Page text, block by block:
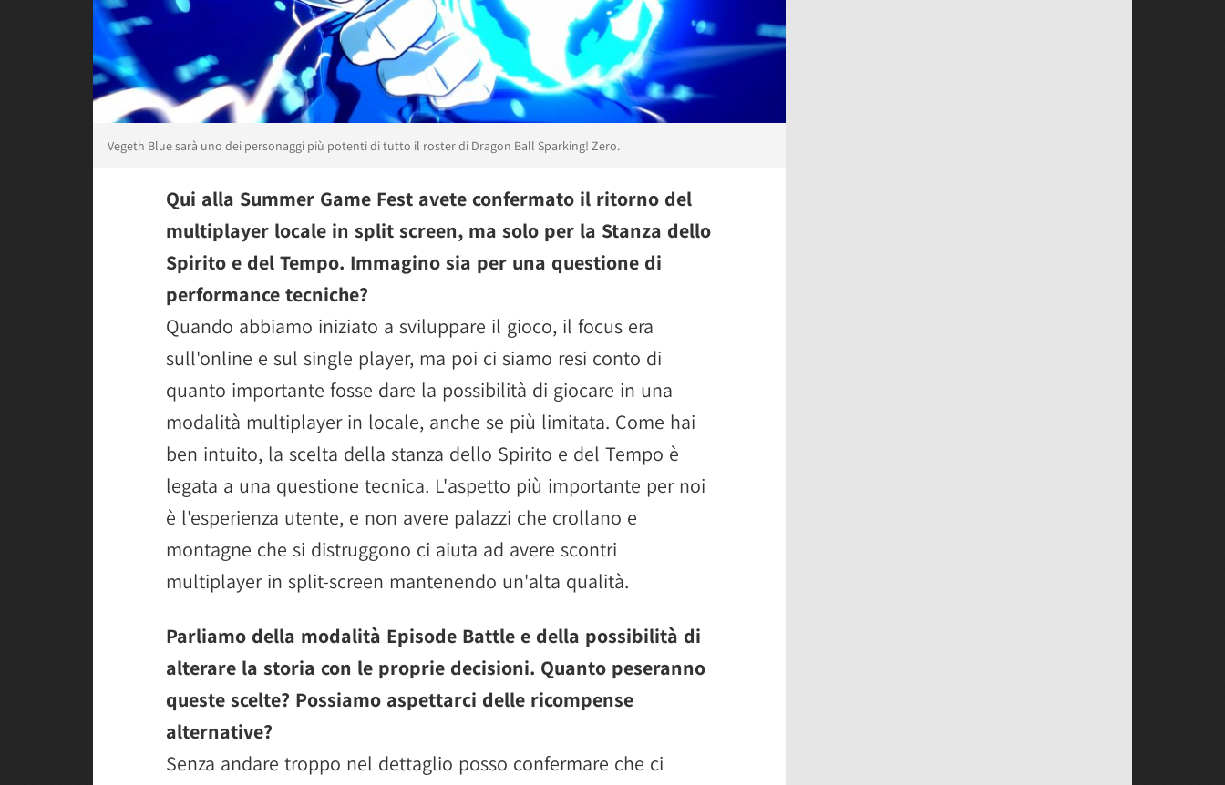
Vegeth Blue sarà uno dei personaggi più potenti di tutto il roster di Dragon Ball Sparking! Zero.
Qui alla Summer Game Fest avete confermato il ritorno del
multiplayer locale in split screen, ma solo per la Stanza dello
Spirito e del Tempo. Immagino sia per una questione di
performance tecniche?
Quando abbiamo iniziato a sviluppare il gioco, il focus era
sull'online e sul single player, ma poi ci siamo resi conto di
quanto importante fosse dare la possibilità di giocare in una
modalità multiplayer in locale, anche se più limitata. Come hai
ben intuito, la scelta della stanza dello Spirito e del Tempo è
legata a una questione tecnica. L'aspetto più importante per noi
è l'esperienza utente, e non avere palazzi che crollano e
montagne che si distruggono ci aiuta ad avere scontri
multiplayer in split-screen mantenendo un'alta qualità.
Parliamo della modalità Episode Battle e della possibilità di
alterare la storia con le proprie decisioni. Quanto peseranno
queste scelte? Possiamo aspettarci delle ricompense
alternative?
Senza andare troppo nel dettaglio posso confermare che ci